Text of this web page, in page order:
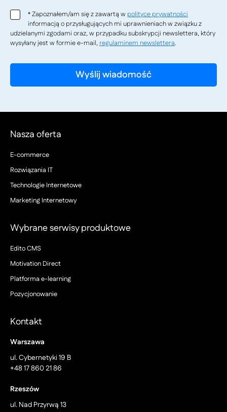
*Zapoznałem/am się z zawartą w polityce prywatności
informacją o przysługujących mi uprawnieniach w związku z
udzielanymi zgodami oraz, w przypadku subskrypcji newslettera, który
wysyłany jest w formie e-mail, regulaminem newslettera.
Nasza oferta
E-commerce
Rozwiązania IT
Technologie Internetowe
Marketing Internetowy
Wybrane serwisy produktowe
Edito CMS
Motivation Direct
Platforma e-learning
Pozycjonowanie
Kontakt
Warszawa
ul. Cybernetyki 19 B
+48 17 860 21 86
Rzeszów
ul. Nad Przyrwą 13